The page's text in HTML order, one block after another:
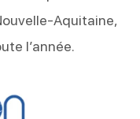
Aquitaine,
l’année.